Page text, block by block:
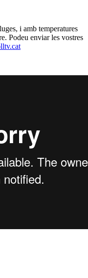
i amb temperatures
Podeu enviar les vostres